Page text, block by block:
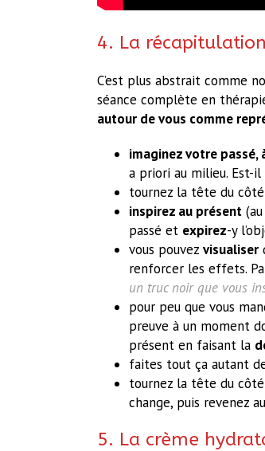
4. La récapitulation
C’est plus abstrait comme
séance complète en
autour de vous comme
imaginez votre passé,
a priori au milieu. Est-il
tournez la tête du
inspirez au présent
passé et expirez-y
vous pouvez visualiser
renforcer les effets.
un truc noir que vous
pour peu que vous
preuve à un moment
présent en faisant la
faites tout ça autant
tournez la tête du
change, puis revenez
5. La crème